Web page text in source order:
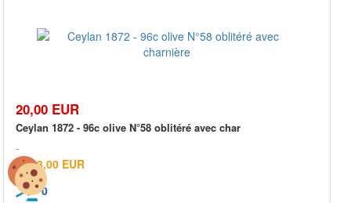
20,00 EUR
Ceylan 1872 - 96c olive N°58 oblitéré avec char
3,00 EUR
0